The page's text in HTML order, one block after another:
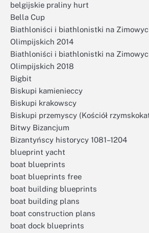
belgijskie praliny hurt
Bella Cup
Biathloniści i biathlonistki na
Olimpijskich 2014
Biathloniści i biathlonistki na
Olimpijskich 2018
Bigbit
Biskupi kamienieccy
Biskupi krakowscy
Biskupi przemyscy (Kościół
Bitwy Bizancjum
Bizantyńscy historycy 1081–1204
blueprint yacht
boat blueprints
boat blueprints free
boat building blueprints
boat building plans
boat construction plans
boat dock blueprints